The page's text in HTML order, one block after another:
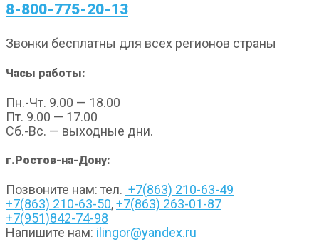
8-800-775-20-13
Звонки бесплатны для всех регионов страны
Часы работы:
Пн.-Чт. 9.00 — 18.00
Пт. 9.00 — 17.00
Сб.-Вс. — выходные дни.
г.Ростов-на-Дону:
Позвоните нам: тел. +7(863) 210-63-49
+7(863) 210-63-50,+7(863) 263-01-87
+7(951)842-74-98
Напишите нам: ilingor@yandex.ru